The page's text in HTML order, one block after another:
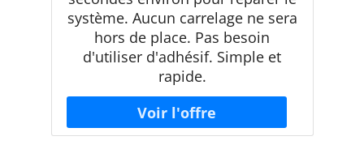
système. Aucun carrelage ne sera
hors de place. Pas besoin
d'utiliser d'adhésif. Simple et
rapide.